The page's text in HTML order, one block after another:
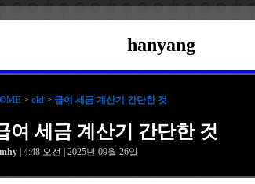
hanyang
> old > 급여 세금 계산기 간단한 것
여 세금 계산기 간단한 것
| 4:48 오전 | 2025년 09월 26일